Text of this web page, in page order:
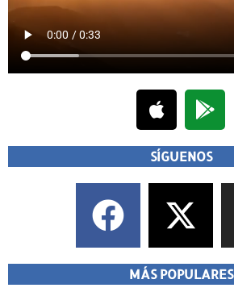
SÍGUENOS
MÁS POPULARES